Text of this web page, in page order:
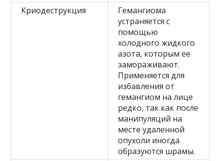
Криодеструкция
Гемангиома
устраняется с
помощью
холодного жидкого
азота, которым ее
замораживают.
Применяется для
избавления от
гемангиом на лице
редко, так как после
манипуляций на
месте удаленной
опухоли иногда
образуются шрамы.